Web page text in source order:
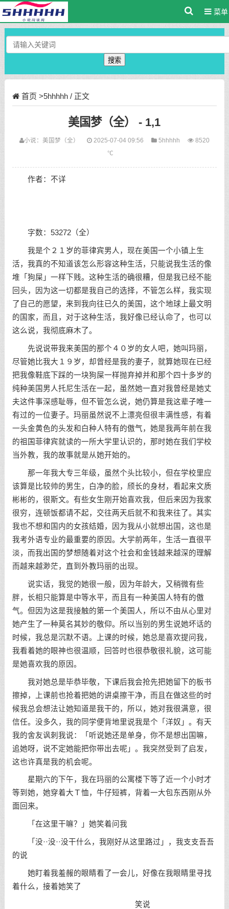
菜单
搜索
首页 >5hhhhh/ 正文
美国梦（全） - 1,1
小说： 美国梦（全） 2025-07-04 09:56 5hhhhh
8520
℃
作者：不详
字数：53272（全）
我是个２１岁的菲律宾男人，现在美国一个小镇上生
活，我真的不知道该怎么形容这种生活，只能说我生活的像
堆「狗屎」一样下贱。这种生活的确很糟，但是我已经不能
回头，因为这一切都是我自己的选择，不管怎么样，我实现
了自己的愿望，来到我向往已久的美国，这个地球上最文明
的国家，而且，对于这种生活，我好像已经认命了，也可以
这么说，我彻底麻木了。
先说说带我来美国的那个４０岁的女人吧，她叫玛丽，
尽管她比我大１９岁，却曾经是我的妻子，就算她现在已经
把我像鞋底下踩的一块狗屎一样抛弃掉并和那个四十多岁的
纯种美国男人托尼生活在一起，虽然她一直对我曾经是她丈
夫这件事深感耻辱，但不管怎么说，她仍算是我这辈子唯一
有过的一位妻子。玛丽虽然说不上漂亮但很丰满性感，有着
一头金黄色的头发和白种人特有的傲气，她是我两年前在我
的祖国菲律宾就读的一所大学里认识的，那时她在我们学校
当外教，我的故事就是从她开始的。
那一年我大专三年级，虽然个头比较小，但在学校里应
该算是比较帅的男生，白净的脸，颀长的身材，看起来文质
彬彬的，很斯文。有些女生刚开始喜欢我，但后来因为我家
很穷，连顿饭都请不起，交往两天后就不和我来往了。其实
我也不想和国内的女孩结婚，因为我从小就想出国，这也是
我考外语专业的最重要的原因。大学前两年，生活一直很平
淡，而我出国的梦想随着对这个社会和金钱越来越深的理解
而越来越渺茫，直到外教玛丽的出现。
说实话，我觉的她很一般，因为年龄大，又稍微有些
胖，长相只能算是中等水平，而且有一种美国人特有的傲
气。但因为这是我接触的第一个美国人，所以不由从心里对
她产生了一种莫名其妙的敬仰。所以当别的男生说她坏话的
时候，我总是沉默不语。上课的时候，她总是喜欢提问我，
我看着她的眼神也很温顺，回答时也很恭敬很礼貌，这可能
是她喜欢我的原因。
我对她总是毕恭毕敬，下课后我会抢先把她留下的板书
擦掉，上课前也抢着把她的讲桌擦干净，而且在做这些的时
候我总会想法让她知道是我干的，所以，她对我很满意，很
信任。没多久，我的同学便背地里说我是个「洋奴」。有天
我的舍友讽刺我说：「听说她还是单身，你不是想出国嘛，
追她呀，说不定她能把你带出去呢」。我突然受到了启发，
这也许真是我的机会呢。
星期六的下午，我在玛丽的公寓楼下等了近一个小时才
等到她，她穿着大Ｔ恤，牛仔短裤，背着一大包东西刚从外
面回来。
「在这里干嘛？」她笑着问我
「没··没··没干什么，我刚好从这里路过」，我支支吾吾
的说
她盯着我羞赧的眼睛看了一会儿，好像在我眼睛里寻找
着什么，接着她笑了
笑说